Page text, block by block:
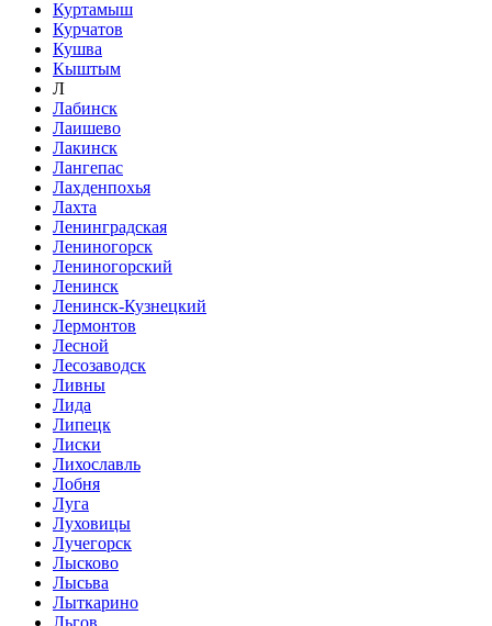
Куртамыш
Курчатов
Кушва
Кыштым
Л
Лабинск
Лаишево
Лакинск
Лангепас
Лахденпохья
Лахта
Ленинградская
Лениногорск
Лениногорский
Ленинск
Ленинск-Кузнецкий
Лермонтов
Лесной
Лесозаводск
Ливны
Лида
Липецк
Лиски
Лихославль
Лобня
Луга
Луховицы
Лучегорск
Лысково
Лысьва
Лыткарино
Льгов